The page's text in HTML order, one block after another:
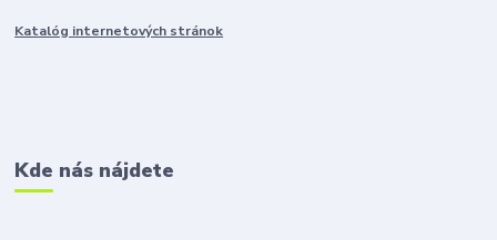
Katalóg internetových stránok
Kde nás nájdete